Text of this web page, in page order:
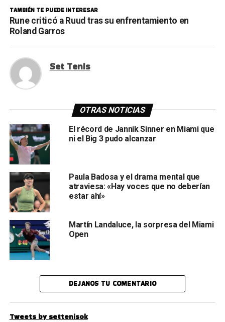
TAMBIÉN TE PUEDE INTERESAR
Rune criticó a Ruud tras su enfrentamiento en
Roland Garros
Set Tenis
OTRAS NOTICIAS
El récord de Jannik Sinner en Miami que
ni el Big 3 pudo alcanzar
Paula Badosa y el drama mental que
atraviesa: «Hay voces que no deberían
estar ahí»
Martín Landaluce, la sorpresa del Miami
Open
DEJANOS TU COMENTARIO
Tweets by settenisok